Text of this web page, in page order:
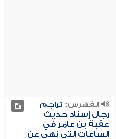
الفهرس: تراجم
رجال إسناد حديث
عقبة بن عامر في
الساعات التي نهي عن